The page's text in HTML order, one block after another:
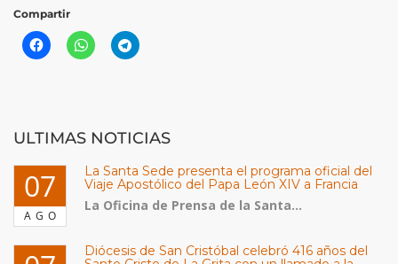
Compartir
ULTIMAS NOTICIAS
07
AGO
La Santa Sede presenta el programa oficial del
Viaje Apostólico del Papa León XIV a Francia
La Oficina de Prensa de la Santa...
Diócesis de San Cristóbal celebró 416 años del